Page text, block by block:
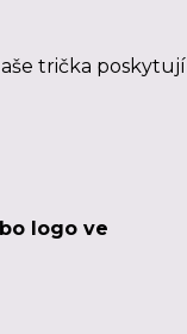
trička poskytují
logo ve